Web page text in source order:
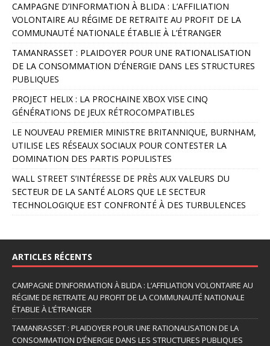
l
t
e
r
n
a
t
i
v
e
:
CAMPAGNE D’INFORMATION À BLIDA : L’AFFILIATION
VOLONTAIRE AU RÉGIME DE RETRAITE AU PROFIT DE LA
COMMUNAUTÉ NATIONALE ÉTABLIE À L’ÉTRANGER
TAMANRASSET : PLAIDOYER POUR UNE RATIONALISATION
DE LA CONSOMMATION D’ÉNERGIE DANS LES STRUCTURES
PUBLIQUES
PROJECT HELIX : LA PROCHAINE XBOX VISE CINQ
GÉNÉRATIONS DE JEUX RÉTROCOMPATIBLES
LE NOUVEAU PREMIER MINISTRE BRITANNIQUE, BURNHAM,
UTILISE LES RÉSEAUX SOCIAUX POUR CONTESTER LA
DOMINATION DES PARTIS POPULISTES
WALL STREET S’INTÉRESSE DE PRÈS AUX VALEURS DU
SECTEUR DE LA SANTÉ ALORS QUE LE SECTEUR
TECHNOLOGIQUE EST CONFRONTÉ À DES TURBULENCES
ARTICLES RÉCENTS
CAMPAGNE D’INFORMATION À BLIDA : L’AFFILIATION VOLONTAIRE AU
RÉGIME DE RETRAITE AU PROFIT DE LA COMMUNAUTÉ NATIONALE
ÉTABLIE À L’ÉTRANGER
TAMANRASSET : PLAIDOYER POUR UNE RATIONALISATION DE LA
CONSOMMATION D’ÉNERGIE DANS LES STRUCTURES PUBLIQUES